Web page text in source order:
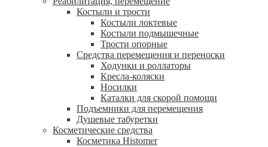
Костыли и трости
Костыли локтевые
Костыли подмышечные
Трости опорные
Средства перемещения и переноски
Ходунки и роллаторы
Кресла-коляски
Носилки
Каталки для скорой помощи
Подъемники для перемещения
Душевые табуретки
Косметические средства
Косметика Histomer